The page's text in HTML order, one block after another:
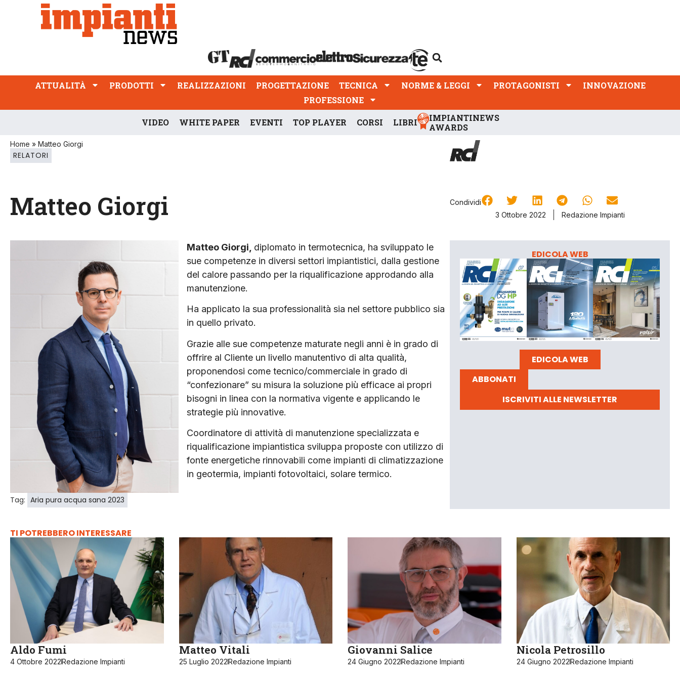
ATTUALITÀ PRODOTTI REALIZZAZIONI
PROFESSIONE
ATTUALITÀ PRODOTTI REALIZZAZIONI PROGETTAZIONE TECNICA NORME & LEGGI PROTAGONISTI
INNOVAZIONE
PROFESSIONE
VIDEO WHITE PAPER EVENTI TOP PLAYER CORSI LIBRI
IMPIANTINEWS
AWARDS
Home » Matteo Giorgi
RELATORI
Matteo Giorgi
Condividi
3 Ottobre 2022
Redazione Impianti
Matteo Giorgi, diplomato in termotecnica, ha sviluppato le
sue competenze in diversi settori impiantistici, dalla gestione
del calore passando per la riqualificazione approdando alla
manutenzione.
Ha applicato la sua professionalità sia nel settore pubblico sia
in quello privato.
Grazie alle sue competenze maturate negli anni è in grado di
offrire al Cliente un livello manutentivo di alta qualità,
proponendosi come tecnico/commerciale in grado di
“confezionare” su misura la soluzione più efficace ai propri
bisogni in linea con la normativa vigente e applicando le
strategie più innovative.
Coordinatore di attività di manutenzione specializzata e
riqualificazione impiantistica sviluppa proposte con utilizzo di
fonte energetiche rinnovabili come impianti di climatizzazione
in geotermia, impianti fotovoltaici, solare termico.
Tag: Aria pura acqua sana 2023
EDICOLA WEB
EDICOLA WEB
ABBONATI
ISCRIVITI ALLE NEWSLETTER
TI POTREBBERO INTERESSARE
Aldo Fumi
4 Ottobre 2022Redazione Impianti
Matteo Vitali
25 Luglio 2022Redazione Impianti
Giovanni Salice
24 Giugno 2022Redazione Impianti
Nicola Petrosillo
24 Giugno 2022Redazione Impianti